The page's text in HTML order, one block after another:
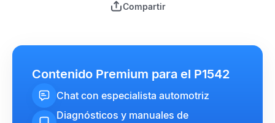
Compartir
Contenido Premium para el P1542
Chat con especialista automotriz
Diagnósticos y manuales de